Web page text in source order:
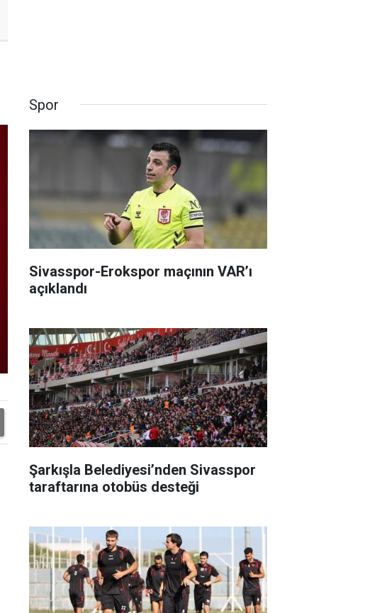
Spor
Sivasspor-Erokspor maçının VAR’ı
açıklandı
Şarkışla Belediyesi’nden Sivasspor
taraftarına otobüs desteği